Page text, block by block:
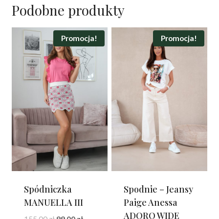
Podobne produkty
Promocja!
Spódniczka
MANUELLA III
Promocja!
Spodnie – Jeansy
Paige Anessa
ADORO WIDE